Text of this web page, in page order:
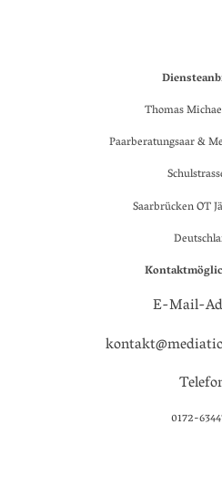
Thomas
Paarberatungsaar &
Saarbrücken OT
E-Mail-
0172-